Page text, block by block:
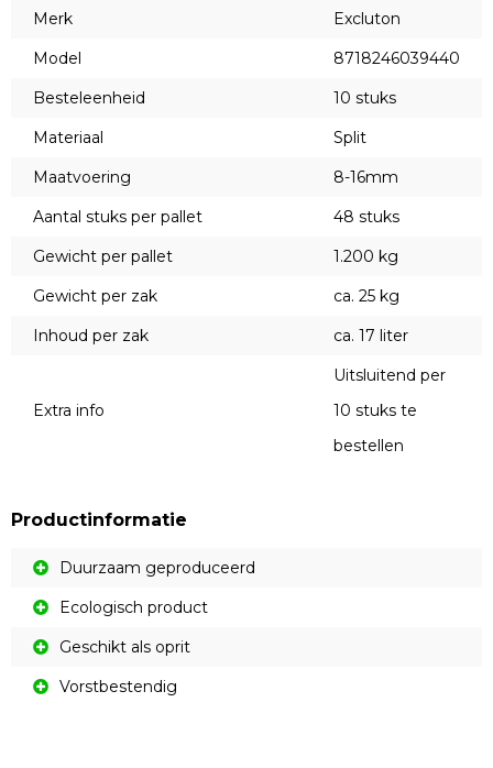
Merk
Excluton
Model
8718246039440
Besteleenheid
10 stuks
Materiaal
Split
Maatvoering
8-16mm
Aantal stuks per pallet
48 stuks
Gewicht per pallet
1.200 kg
Gewicht per zak
ca. 25 kg
Inhoud per zak
ca. 17 liter
Extra info
Uitsluitend per
10 stuks te
bestellen
Productinformatie
Duurzaam geproduceerd
Ecologisch product
Geschikt als oprit
Vorstbestendig